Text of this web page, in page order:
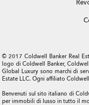
© 2017 Coldwell Banker Real
Global Luxury sono marchi di
Estate LLC. Ogni affiliato